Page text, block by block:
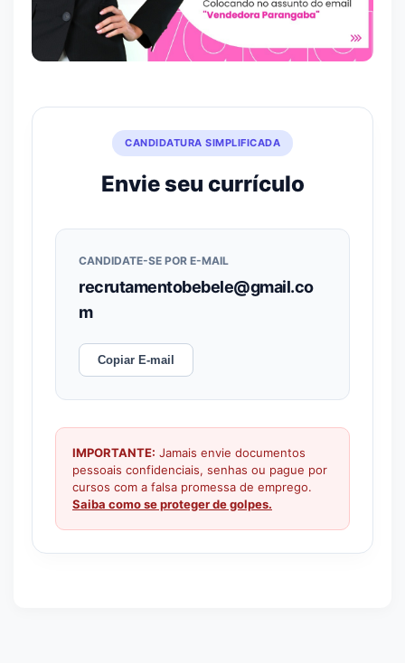
CANDIDATURA SIMPLIFICADA
Envie seu currículo
CANDIDATE-SE POR E-MAIL
recrutamentobebele@gmail.co
m
Copiar E-mail
IMPORTANTE: Jamais envie documentos
pessoais confidenciais, senhas ou pague por
cursos com a falsa promessa de emprego.
Saiba como se proteger de golpes.